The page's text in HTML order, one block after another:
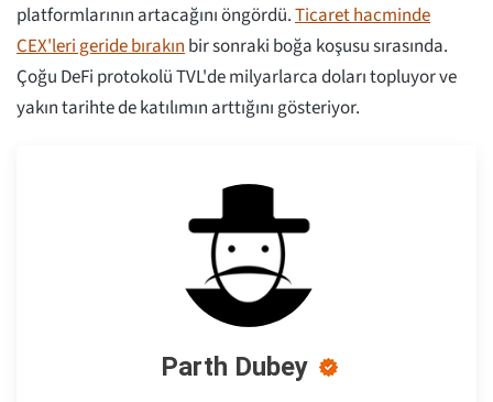
platformlarının artacağını öngördü.Ticaret hacminde
CEX'leri geride bırakınbir sonraki boğa koşusu sırasında.
Çoğu DeFi protokolü TVL'de milyarlarca doları topluyor ve
yakın tarihte de katılımın arttığını gösteriyor.
Parth Dubey